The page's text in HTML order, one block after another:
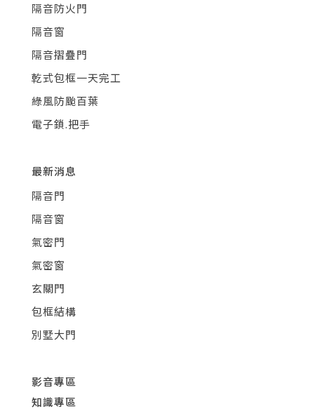
隔音防火門
隔音窗
隔音摺疊門
乾式包框一天完工
綠風防颱百葉
電子鎖.把手
最新消息
隔音門
隔音窗
氣密門
氣密窗
玄關門
包框結構
別墅大門
影音專區
知識專區